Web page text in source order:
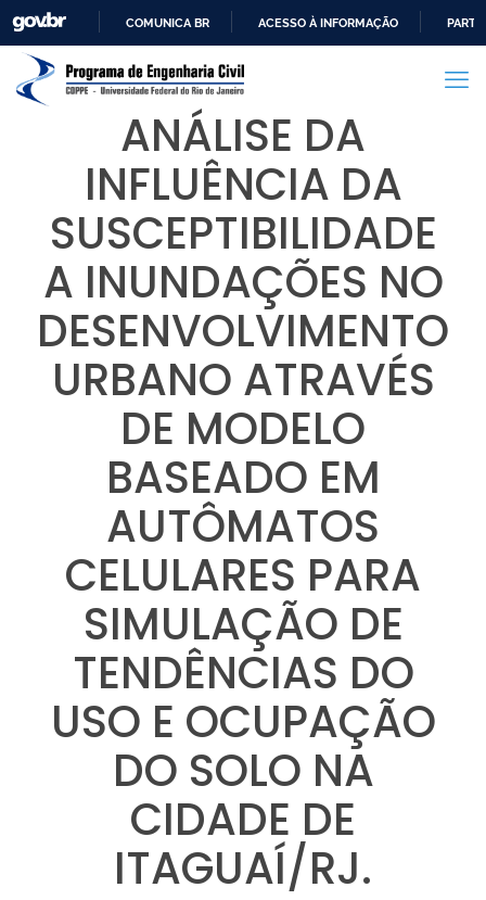
PARA
CONTEÚDO
COMUNICA BR ACESSO À INFORMAÇÃO
ANÁLISE DA
INFLUÊNCIA DA
SUSCEPTIBILIDADE
A INUNDAÇÕES NO
DESENVOLVIMENTO
URBANO ATRAVÉS
DE MODELO
BASEADO EM
AUTÔMATOS
CELULARES PARA
SIMULAÇÃO DE
TENDÊNCIAS DO
USO E OCUPAÇÃO
DO SOLO NA
CIDADE DE
ITAGUAÍ/RJ.